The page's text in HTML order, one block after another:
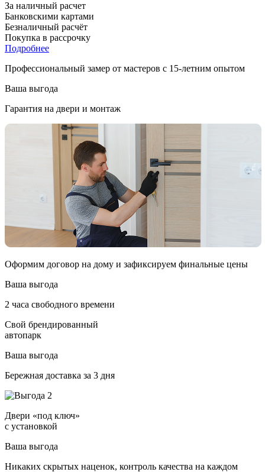
За наличный расчет
Банковскими картами
Безналичный расчёт
Покупка в рассрочку
Подробнее
Профессиональный замер от мастеров с 15-летним опытом
Ваша выгода
Гарантия на двери и монтаж
Оформим договор на дому и зафиксируем финальные цены
Ваша выгода
2 часа свободного времени
Свой брендированный
автопарк
Ваша выгода
Бережная доставка за 3 дня
Двери «под ключ»
с установкой
Ваша выгода
Никаких скрытых наценок, контроль качества на каждом